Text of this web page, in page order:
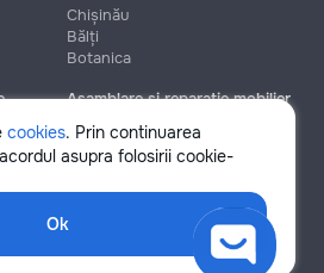
cookies. Prin continuarea
asupra folosirii cookie-
Ok
Chișinău
Bălți
Botanica
Asamblare și reparație mobilier
Chișinău
Botanica